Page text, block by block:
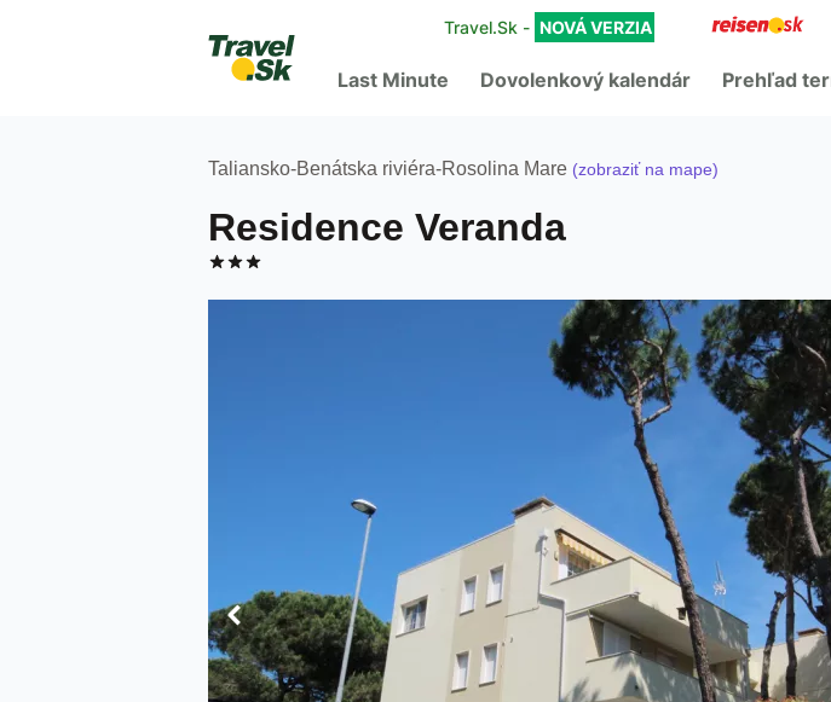
Last Minute Dovolenkový kalendár Prehľad
Travel.Sk - NOVÁ VERZIA
Taliansko-Benátska riviéra-Rosolina Mare (zobraziť na mape)
Residence Veranda